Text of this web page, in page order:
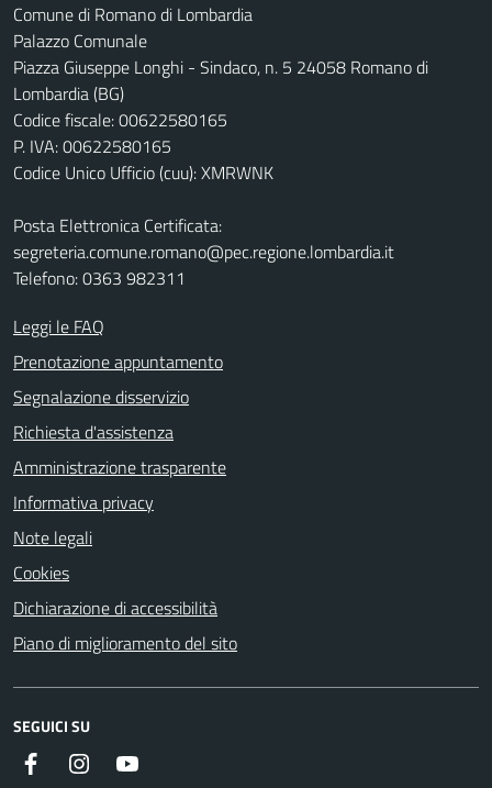
Comune di Romano di Lombardia
Palazzo Comunale
Piazza Giuseppe Longhi - Sindaco, n. 5 24058 Romano di
Lombardia (BG)
Codice fiscale: 00622580165
P. IVA: 00622580165
Codice Unico Ufficio (cuu): XMRWNK
Posta Elettronica Certificata:
segreteria.comune.romano@pec.regione.lombardia.it
Telefono: 0363 982311
Leggi le FAQ
Prenotazione appuntamento
Segnalazione disservizio
Richiesta d'assistenza
Amministrazione trasparente
Informativa privacy
Note legali
Cookies
Dichiarazione di accessibilità
Piano di miglioramento del sito
SEGUICI SU
Facebook Instagram